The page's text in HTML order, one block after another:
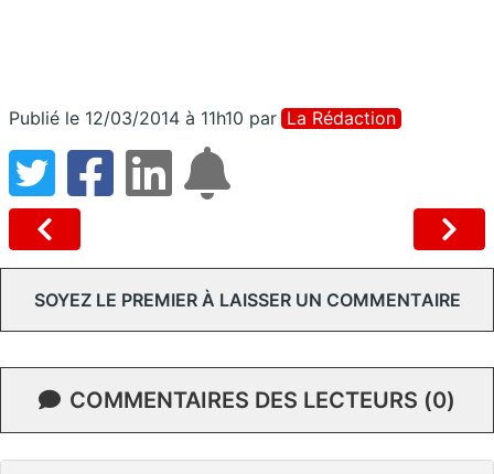
Publié le 12/03/2014 à 11h10 par La Rédaction
SOYEZ LE PREMIER À LAISSER UN COMMENTAIRE
COMMENTAIRES DES LECTEURS (0)